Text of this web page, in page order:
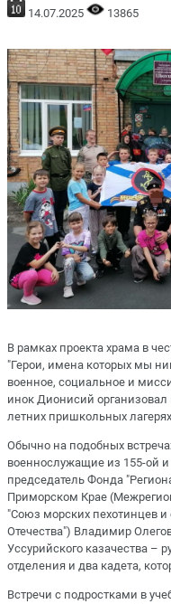
14.07.2025 13865
В рамках проекта храма в
"Герои, имена которых мы
военное, социальное и
инок Дионисий
летних пришкольных
Обычно на подобных
военнослужащие из 155-ой
председатель Фонда
Приморском Крае
"Союз морских пехотинцев
Отечества") Владимир
Уссурийского казачества –
отделения и два кадета,
Встречи с подростками в